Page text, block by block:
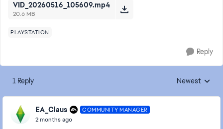
VID_20260516_105609.mp4
20.6 MB
PLAYSTATION
Reply
1 Reply Replies sorted
Newest
EA_Claus COMMUNITY MANAGER
2 months ago